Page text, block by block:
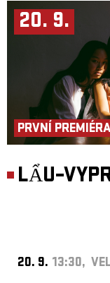
20. 9.
PRVNÍ PREMIÉRA
20. 9. 13:30,